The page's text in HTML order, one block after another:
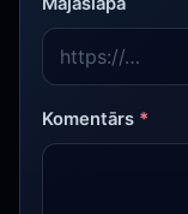
Komentārs *